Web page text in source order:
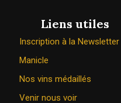
Liens utiles
Inscription à la Newsletter
Manicle
Nos vins médaillés
Venir nous voir